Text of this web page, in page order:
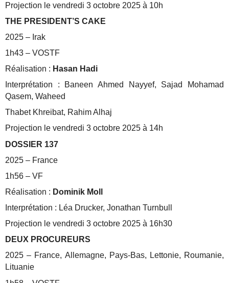
Projection le vendredi 3 octobre 2025 à 10h
THE PRESIDENT’S CAKE
2025 – Irak
1h43 – VOSTF
Réalisation : Hasan Hadi
Interprétation : Baneen Ahmed Nayyef, Sajad Mohamad
Qasem, Waheed
Thabet Khreibat, Rahim Alhaj
Projection le vendredi 3 octobre 2025 à 14h
DOSSIER 137
2025 – France
1h56 – VF
Réalisation : Dominik Moll
Interprétation : Léa Drucker, Jonathan Turnbull
Projection le vendredi 3 octobre 2025 à 16h30
DEUX PROCUREURS
2025 – France, Allemagne, Pays-Bas, Lettonie, Roumanie,
Lituanie